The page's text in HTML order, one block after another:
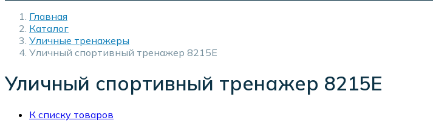
Главная
Каталог
Уличные тренажеры
Уличный спортивный тренажер 8215E
Уличный спортивный тренажер 8215E
К списку товаров